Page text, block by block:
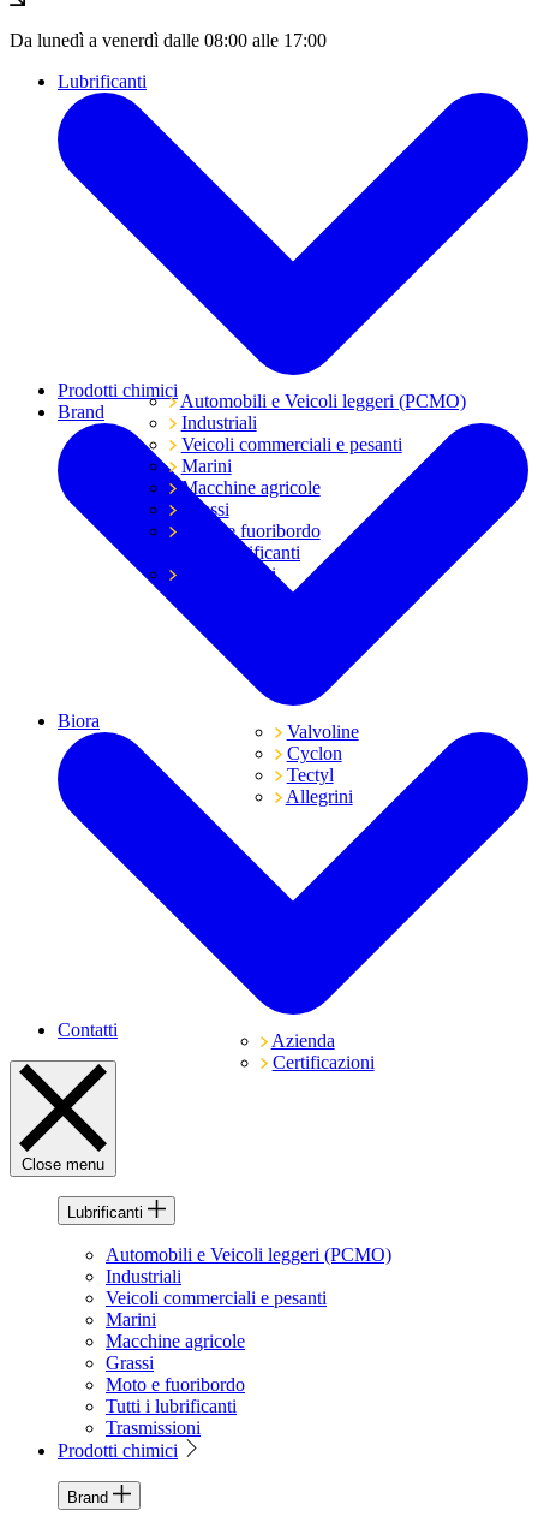
Da lunedì a venerdì dalle 08:00 alle 17:00
Lubrificanti
Automobili e Veicoli leggeri (PCMO)
Industriali
Veicoli commerciali e pesanti
Marini
Macchine agricole
Grassi
Moto e fuoribordo
Tutti i lubrificanti
Trasmissioni
Prodotti chimici
Brand
Valvoline
Cyclon
Tectyl
Allegrini
Biora
Azienda
Certificazioni
Contatti
Close menu
Lubrificanti
Automobili e Veicoli leggeri (PCMO)
Industriali
Veicoli commerciali e pesanti
Marini
Macchine agricole
Grassi
Moto e fuoribordo
Tutti i lubrificanti
Trasmissioni
Prodotti chimici
Brand